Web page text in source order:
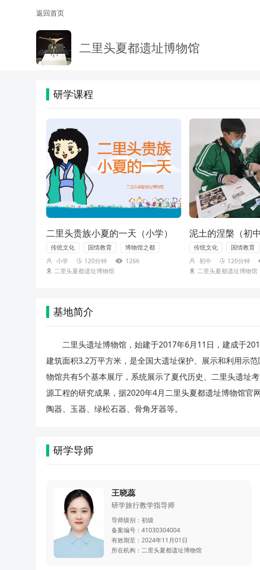
返回首页
二里头夏都遗址博物馆
研学课程
二里头贵族小夏的一天（小学）
传统文化 国情教育
博物馆之都
小学
120分钟
1266
二里头夏都遗址博物馆
泥土的涅槃（初中
传统文化 国情教育
初中
120分钟
二里头夏都遗址博物馆
基地简介
二里头遗址博物馆，始建于2017年6月11日，建成于
建筑面积3.2万平方米，是全国大遗址保护、展示和利用示
物馆共有5个基本展厅，系统展示了夏代历史、二里头遗址
源工程的研究成果，据2020年4月二里头夏都遗址博物馆官
陶器、玉器、绿松石器、骨角牙器等。
研学导师
王晓蕊
研学旅行教学指导师
导师级别： 初级
备案编号： 41030304004
有效期至： 2024年11月01日
所在机构： 二里头夏都遗址博物馆